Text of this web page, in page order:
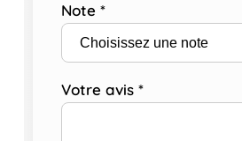
Note *
Votre avis *